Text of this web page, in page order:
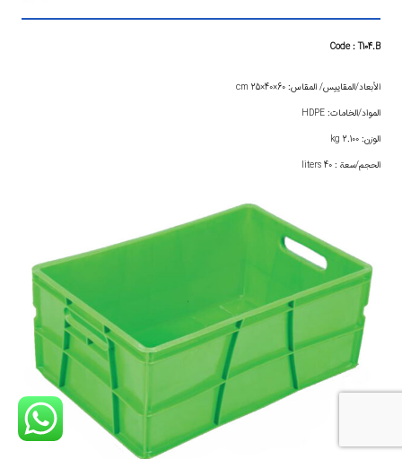
Code : T104.B
الأبعاد/المقاييس/ المقاس: 60×40×25 cm
المواد/الخامات: HDPE
الوزن: 2.100 kg
الحجم/سعة : 40 liters